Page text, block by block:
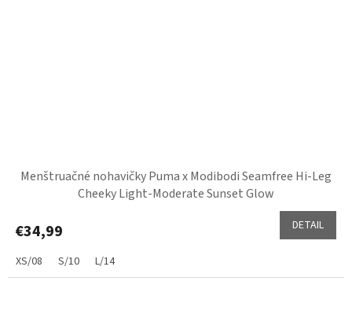
Menštruačné nohavičky Puma x Modibodi Seamfree Hi-Leg
Cheeky Light-Moderate Sunset Glow
€34,99 DETAIL
XS/08 S/10 L/14